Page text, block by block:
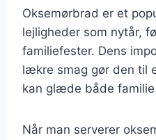
Oksemørbrad er et
lejligheder som nytår,
familiefester. Dens
lækre smag gør den til
kan glæde både familie
Når man serverer